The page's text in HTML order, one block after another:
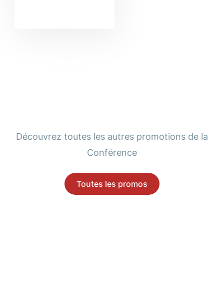
Découvrez toutes les autres promotions de la
Conférence
Toutes les promos